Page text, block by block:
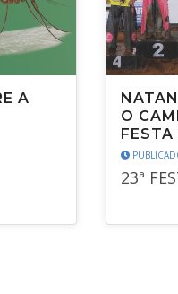
A
O
23ª